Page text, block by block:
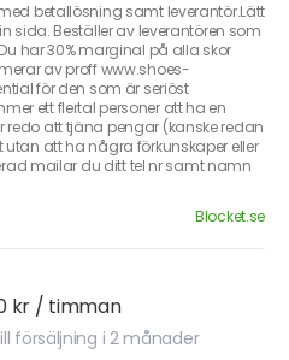
betallösning samt leverantör.Lätt
sida. Beställer av leverantören som
har 30% marginal på alla skor
av proff www.shoes-
för den som är seriöst
ett flertal personer att ha en
redo att tjäna pengar (kanske redan
att ha några förkunskaper eller
mailar du ditt tel nr samt namn
Blocket.se
kr / timman
försäljning i 2 månader